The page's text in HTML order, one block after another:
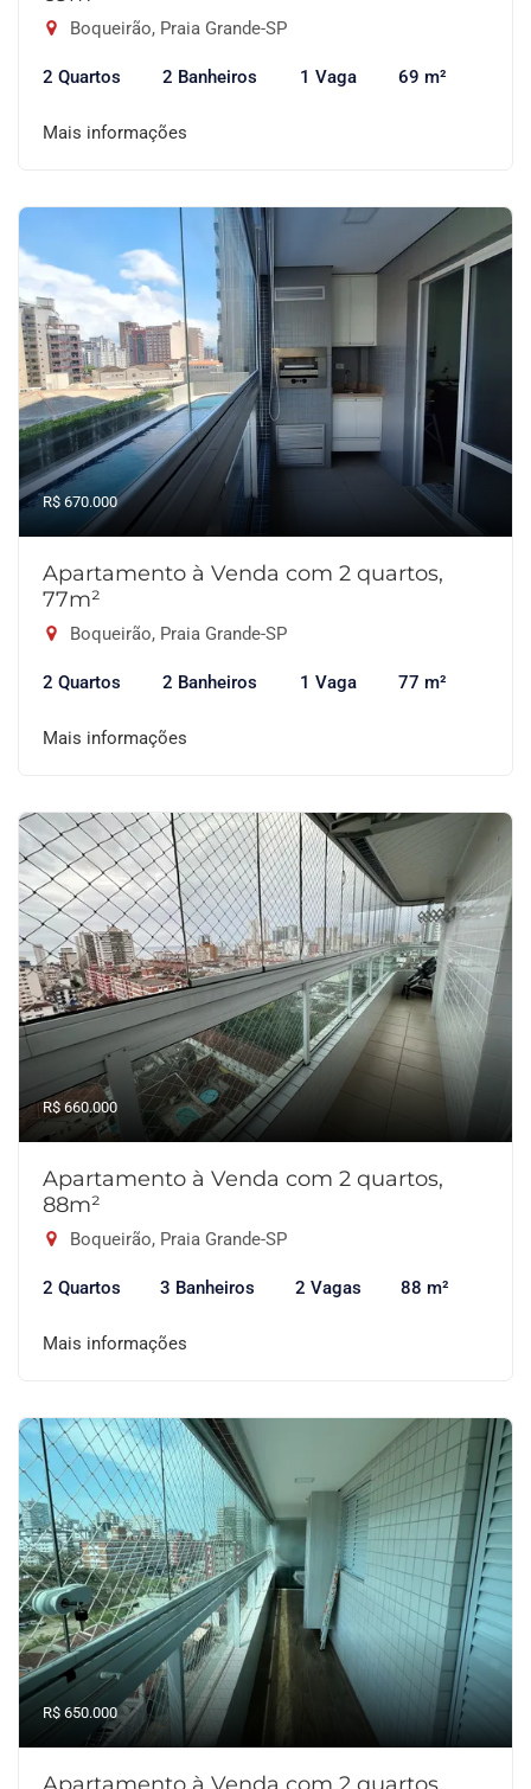
Boqueirão, Praia Grande-SP
2 Quartos 2 Banheiros 1 Vaga 69 m²
Mais informações
R$ 670.000
Apartamento à Venda com 2 quartos,
77m²
Boqueirão, Praia Grande-SP
2 Quartos 2 Banheiros 1 Vaga 77 m²
Mais informações
R$ 660.000
Apartamento à Venda com 2 quartos,
88m²
Boqueirão, Praia Grande-SP
2 Quartos 3 Banheiros 2 Vagas 88 m²
Mais informações
R$ 650.000